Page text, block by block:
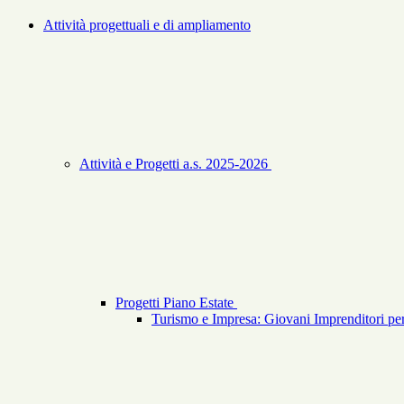
Attività progettuali e di ampliamento
Attività e Progetti a.s. 2025-2026
Progetti Piano Estate
Turismo e Impresa: Giovani Imprenditori